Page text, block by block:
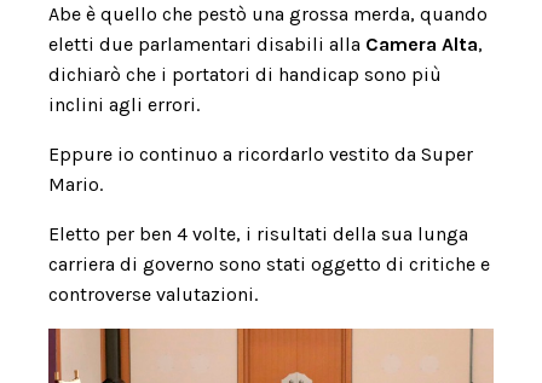
Abe è quello che pestò una grossa merda, quando
eletti due parlamentari disabili alla Camera Alta,
dichiarò che i portatori di handicap sono più
inclini agli errori.
Eppure io continuo a ricordarlo vestito da Super
Mario.
Eletto per ben 4 volte, i risultati della sua lunga
carriera di governo sono stati oggetto di critiche e
controverse valutazioni.